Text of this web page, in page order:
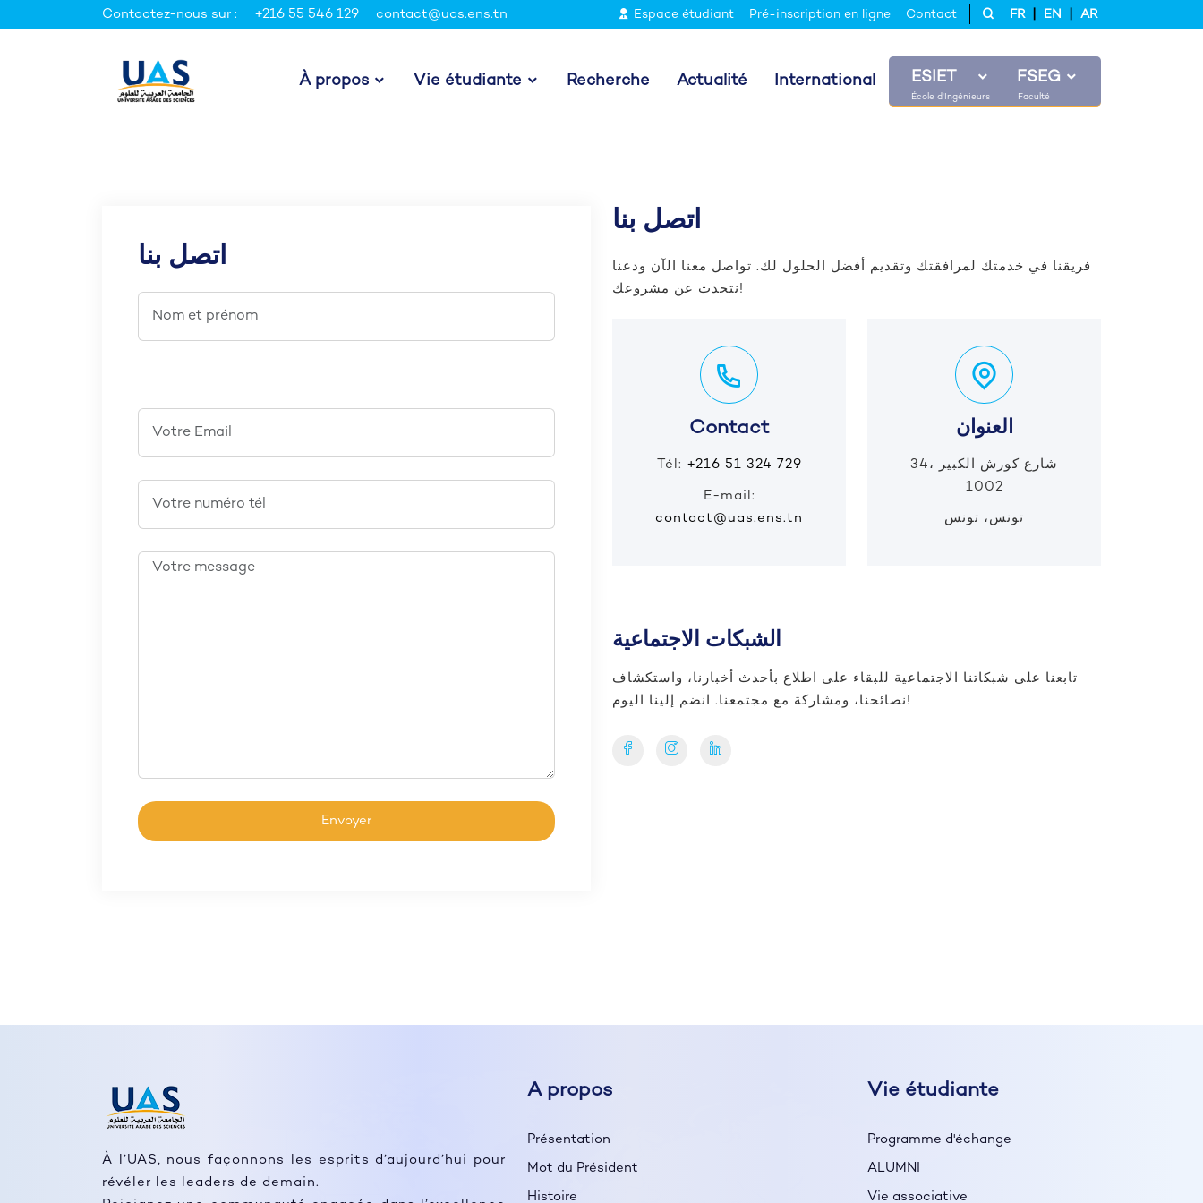
Contactez-nous sur : +216 55 546 129 contact@uas.ens.tn Espace étudiant Pré-inscription en ligne Contact FR EN AR
À propos Vie étudiante Recherche Actualité International ESIET FSEG
اتصل بنا
اتصل بنا
فريقنا في خدمتك لمرافقتك وتقديم أفضل الحلول لك. تواصل معنا الآن ودعنا
نتحدث عن مشروعك!
Contact
Tél: +216 51 324 729
E-mail:
contact@uas.ens.tn
العنوان
34، شارع كورش الكبير
1002
تونس، تونس
الشبكات الاجتماعية
تابعنا على شبكاتنا الاجتماعية للبقاء على اطلاع بأحدث أخبارنا، واستكشاف
نصائحنا، ومشاركة مع مجتمعنا. انضم إلينا اليوم!
À l’UAS, nous façonnons les esprits d’aujourd’hui pour
révéler les leaders de demain.
A propos
Présentation
Mot du Président
Histoire
Vie étudiante
Programme d'échange
ALUMNI
Vie associative